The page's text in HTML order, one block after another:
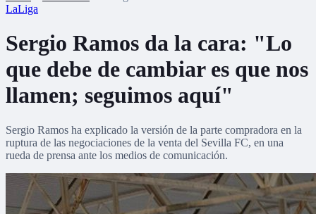
LaLiga
Sergio Ramos da la cara: "Lo
que debe de cambiar es que nos
llamen; seguimos aquí"
Sergio Ramos ha explicado la versión de la parte compradora en la
ruptura de las negociaciones de la venta del Sevilla FC, en una
rueda de prensa ante los medios de comunicación.